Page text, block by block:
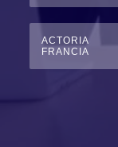
ACTORIA
FRANCIA